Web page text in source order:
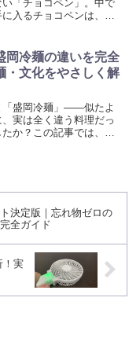
「チョコペン」。中で
入るチョコペンは、手
すさや描き心地はど
前に気になる...
岡冷麺の違いを完全
・文化をやさしく解
「盛岡冷麺」――似たよ
実は全く違う料理だっ
か？この記事では、両
決定版｜忘れ物ゼロの
全ガイド
！実